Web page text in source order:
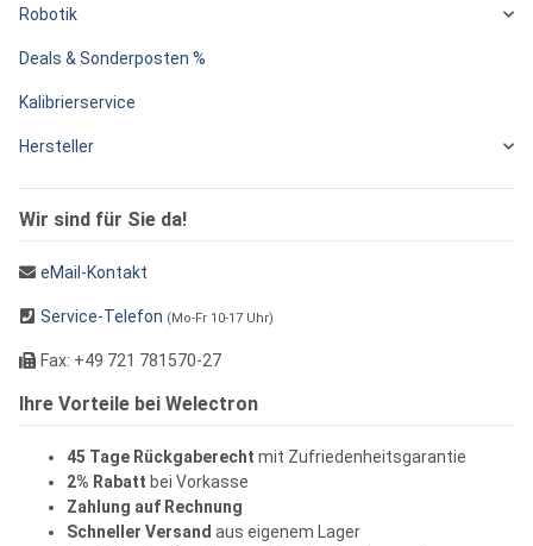
Robotik
Deals & Sonderposten %
Kalibrierservice
Hersteller
Wir sind für Sie da!
eMail-Kontakt
Service-Telefon (Mo-Fr 10-17 Uhr)
Fax: +49 721 781570-27
Ihre Vorteile bei Welectron
45 Tage Rückgaberecht mit Zufriedenheitsgarantie
2% Rabatt bei Vorkasse
Zahlung auf Rechnung
Schneller Versand aus eigenem Lager